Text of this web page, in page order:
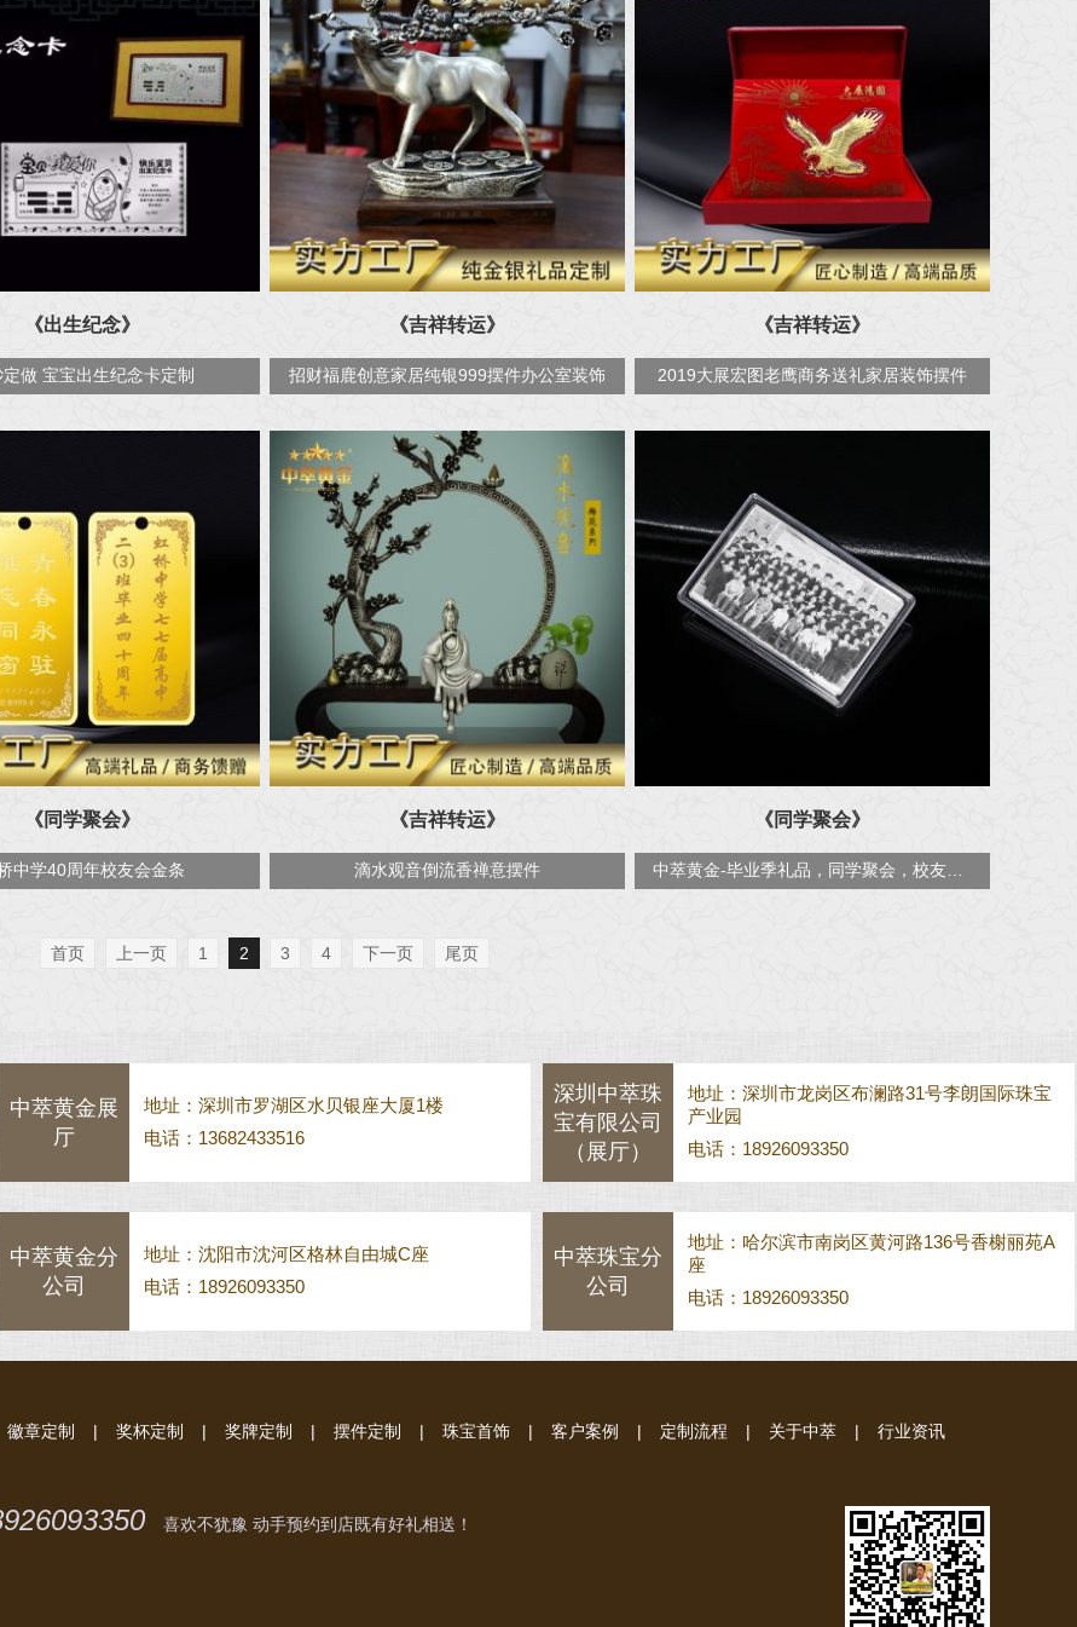
《出生纪念》
做 宝宝出生纪念卡定制
《吉祥转运》
招财福鹿创意家居纯银999摆件办公室装饰
《吉祥转运》
2019大展宏图老鹰商务送礼家居装饰摆件
《同学聚会》
中学40周年校友会金条
《吉祥转运》
滴水观音倒流香禅意摆件
《同学聚会》
首页 上一页 1 2 3 4 下一页 尾页
中萃黄金展
厅
地址：深圳市罗湖区水贝银座大厦1楼
电话：13682433516
深圳中萃珠
宝有限公司
（展厅）
地址：深圳市龙岗区布澜路31号李朗国际珠宝
产业园
电话：18926093350
中萃黄金分
公司
地址：沈阳市沈河区格林自由城C座
电话：18926093350
中萃珠宝分
公司
地址：哈尔滨市南岗区黄河路136号香榭丽苑A
座
电话：18926093350
徽章定制 | 奖杯定制 | 奖牌定制 | 摆件定制 | 珠宝首饰 | 客户案例 | 定制流程 | 关于中萃 | 行业资讯
喜欢不犹豫 动手预约到店既有好礼相送！